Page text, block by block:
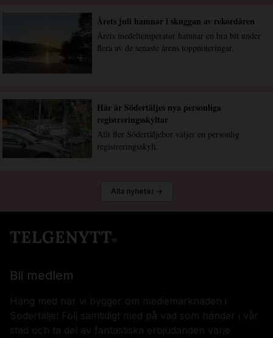
Årets juli hamnar i skuggan av rekordåren
Årets medeltemperatur hamnar en bra bit under
flera av de senaste årens toppnoteringar.
Här är Södertäljes nya personliga
registreringsskyltar
Allt fler Södertäljebor väljer en personlig
registreringsskylt.
Alla nyheter →
Bli medlem
Häng med när vi bygger om mediemarknaden i
Södertälje! Följ samtidigt med på vad som händer i vår
stad och ta del av fantastiska erbjudanden varje